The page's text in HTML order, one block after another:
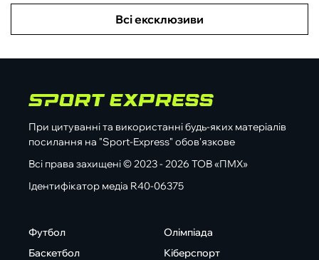
Всі ексклюзиви
При цитуванні та використанні будь-яких матеріалів
посилання на "Sport-Express" обов'язкове
Всі права захищені © 2023 - 2026 ТОВ «ПМХ»
Ідентифікатор медіа R40-06375
Футбол
Баскетбол
Олімпіада
Кіберспорт